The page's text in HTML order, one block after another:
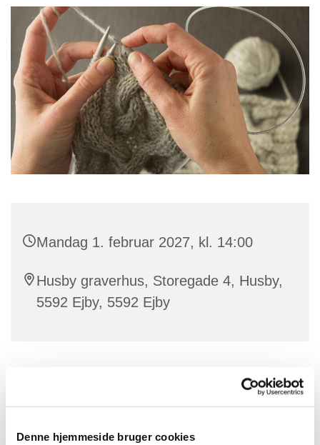
Denne hjemmeside bruger cookies
Mandag 1. februar 2027, kl. 14:00
Husby graverhus, Storegade 4, Husby,
5592 Ejby, 5592 Ejby